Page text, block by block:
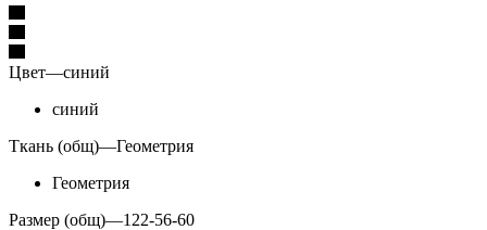
Цвет—синий
синий
Ткань (общ)—Геометрия
Геометрия
Размер (общ)—122-56-60